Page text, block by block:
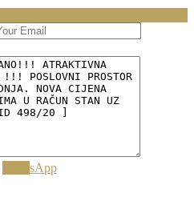
WhatsApp